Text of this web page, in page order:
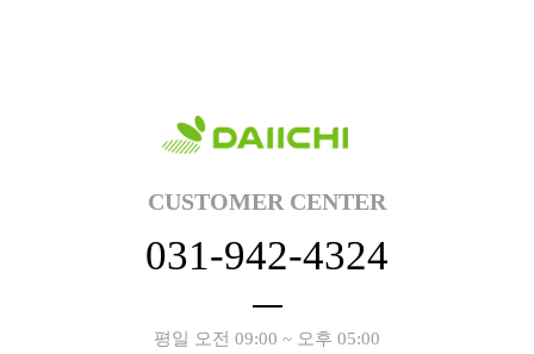
CUSTOMER CENTER
031-942-4324
평일 오전 09:00 ~ 오후 05:00